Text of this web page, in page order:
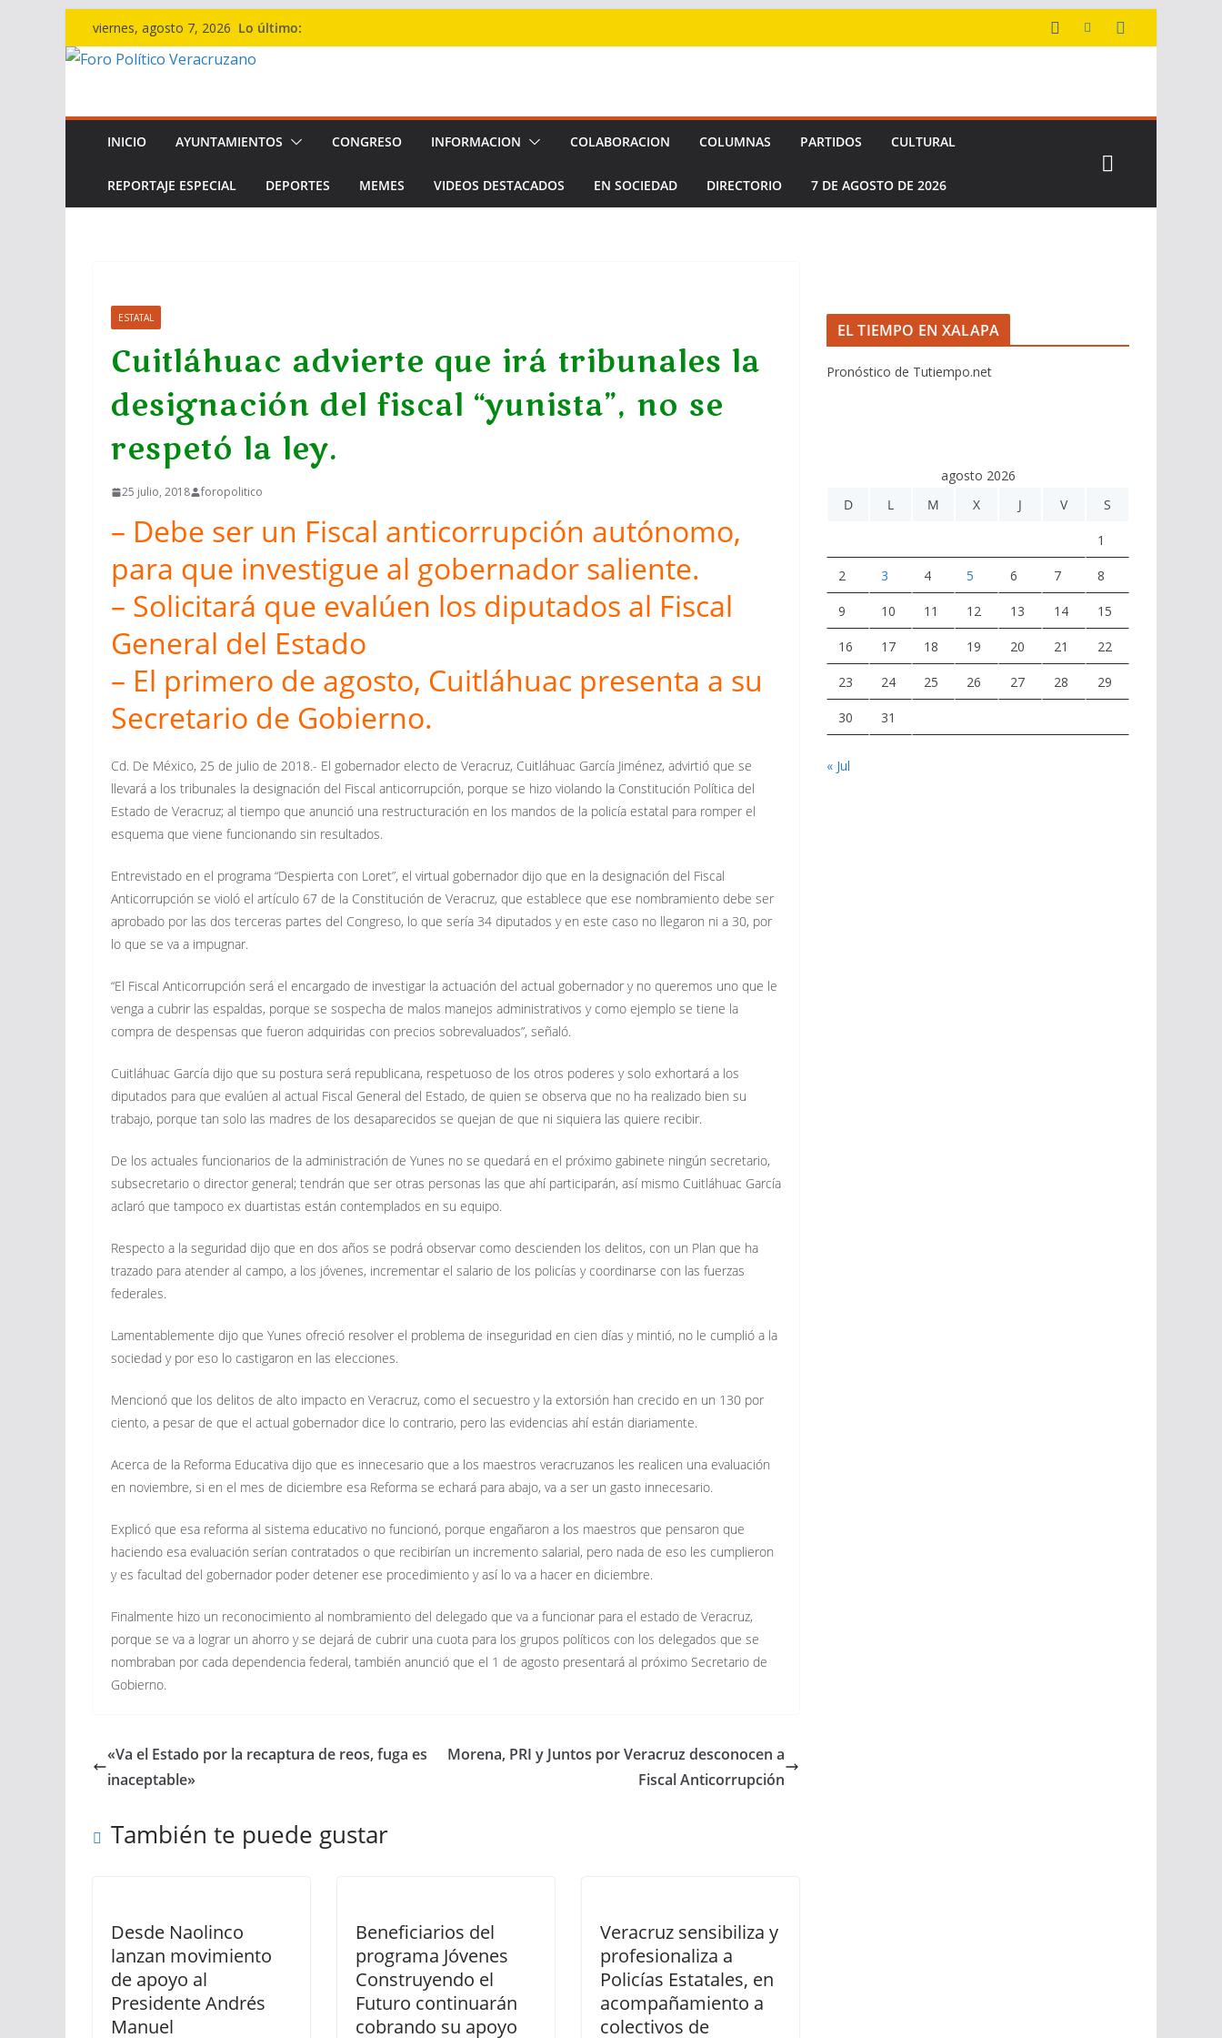
Saltar
al
viernes, agosto 7, 2026 Lo último:
INICIO AYUNTAMIENTOS CONGRESO INFORMACION COLABORACION COLUMNAS PARTIDOS CULTURAL
REPORTAJE ESPECIAL DEPORTES MEMES VIDEOS DESTACADOS EN SOCIEDAD DIRECTORIO 7 DE AGOSTO DE 2026
ESTATAL
Cuitláhuac advierte que irá tribunales la
designación del fiscal “yunista”, no se
respetó la ley.
25 julio, 2018 foropolitico
– Debe ser un Fiscal anticorrupción autónomo,
para que investigue al gobernador saliente.
– Solicitará que evalúen los diputados al Fiscal
General del Estado
– El primero de agosto, Cuitláhuac presenta a su
Secretario de Gobierno.
Cd. De México, 25 de julio de 2018.- El gobernador electo de Veracruz, Cuitláhuac García Jiménez, advirtió que se
llevará a los tribunales la designación del Fiscal anticorrupción, porque se hizo violando la Constitución Política del
Estado de Veracruz; al tiempo que anunció una restructuración en los mandos de la policía estatal para romper el
esquema que viene funcionando sin resultados.
Entrevistado en el programa “Despierta con Loret”, el virtual gobernador dijo que en la designación del Fiscal
Anticorrupción se violó el artículo 67 de la Constitución de Veracruz, que establece que ese nombramiento debe ser
aprobado por las dos terceras partes del Congreso, lo que sería 34 diputados y en este caso no llegaron ni a 30, por
lo que se va a impugnar.
“El Fiscal Anticorrupción será el encargado de investigar la actuación del actual gobernador y no queremos uno que le
venga a cubrir las espaldas, porque se sospecha de malos manejos administrativos y como ejemplo se tiene la
compra de despensas que fueron adquiridas con precios sobrevaluados”, señaló.
Cuitláhuac García dijo que su postura será republicana, respetuoso de los otros poderes y solo exhortará a los
diputados para que evalúen al actual Fiscal General del Estado, de quien se observa que no ha realizado bien su
trabajo, porque tan solo las madres de los desaparecidos se quejan de que ni siquiera las quiere recibir.
De los actuales funcionarios de la administración de Yunes no se quedará en el próximo gabinete ningún secretario,
subsecretario o director general; tendrán que ser otras personas las que ahí participarán, así mismo Cuitláhuac García
aclaró que tampoco ex duartistas están contemplados en su equipo.
Respecto a la seguridad dijo que en dos años se podrá observar como descienden los delitos, con un Plan que ha
trazado para atender al campo, a los jóvenes, incrementar el salario de los policías y coordinarse con las fuerzas
federales.
Lamentablemente dijo que Yunes ofreció resolver el problema de inseguridad en cien días y mintió, no le cumplió a la
sociedad y por eso lo castigaron en las elecciones.
Mencionó que los delitos de alto impacto en Veracruz, como el secuestro y la extorsión han crecido en un 130 por
ciento, a pesar de que el actual gobernador dice lo contrario, pero las evidencias ahí están diariamente.
Acerca de la Reforma Educativa dijo que es innecesario que a los maestros veracruzanos les realicen una evaluación
en noviembre, si en el mes de diciembre esa Reforma se echará para abajo, va a ser un gasto innecesario.
Explicó que esa reforma al sistema educativo no funcionó, porque engañaron a los maestros que pensaron que
haciendo esa evaluación serían contratados o que recibirían un incremento salarial, pero nada de eso les cumplieron
y es facultad del gobernador poder detener ese procedimiento y así lo va a hacer en diciembre.
Finalmente hizo un reconocimiento al nombramiento del delegado que va a funcionar para el estado de Veracruz,
porque se va a lograr un ahorro y se dejará de cubrir una cuota para los grupos políticos con los delegados que se
nombraban por cada dependencia federal, también anunció que el 1 de agosto presentará al próximo Secretario de
Gobierno.
«Va el Estado por la recaptura de reos, fuga es
inaceptable»
Morena, PRI y Juntos por Veracruz desconocen a
Fiscal Anticorrupción
También te puede gustar
Desde Naolinco
lanzan movimiento
de apoyo al
Presidente Andrés
Manuel
Beneficiarios del
programa Jóvenes
Construyendo el
Futuro continuarán
cobrando su apoyo
Veracruz sensibiliza y
profesionaliza a
Policías Estatales, en
acompañamiento a
colectivos de
EL TIEMPO EN XALAPA
Pronóstico de Tutiempo.net
agosto 2026
D
L M X J V S
1
2 3 4 5 6 7 8
9 10 11 12 13 14 15
16 17 18 19 20 21 22
23 24 25 26 27 28 29
30 31
« Jul